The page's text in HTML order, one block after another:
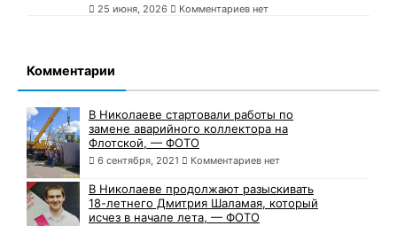
25 июня, 2026 Комментариев нет
Комментарии
В Николаеве стартовали работы по
замене аварийного коллектора на
Флотской, — ФОТО
6 сентября, 2021 Комментариев нет
В Николаеве продолжают разыскивать
18-летнего Дмитрия Шаламая, который
исчез в начале лета, — ФОТО